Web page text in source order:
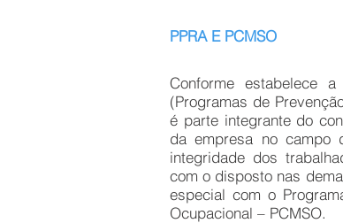
PPRA E PCMSO
Conforme estabelece
(Programas de
é parte integrante do
da empresa no campo
integridade dos
com o disposto nas
especial com o
Ocupacional – PCMSO.